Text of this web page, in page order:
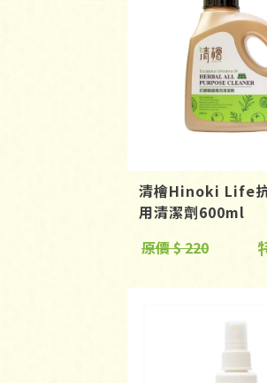
清檜Hinoki Life
用清潔劑600ml
原價 $ 220